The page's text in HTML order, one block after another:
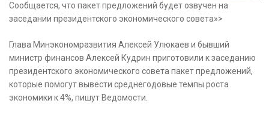
Сообщается, что пакетпредложений будет озвучен на
заседании президентского экономического совета»>
Глава Минэкономразвития Алексей Улюкаев и бывший
министр финансов Алексей Кудрин приготовили к заседанию
президентского экономического совета пакет предложений,
которые помогут вывести среднегодовые темпы роста
экономики к 4%, пишут Ведомости.